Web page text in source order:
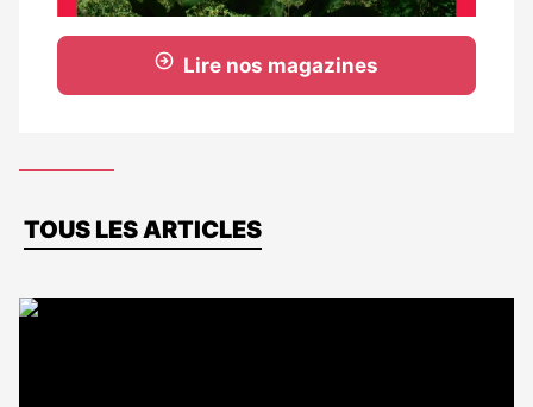
Lire nos magazines
Dernières
TOUS LES ARTICLES